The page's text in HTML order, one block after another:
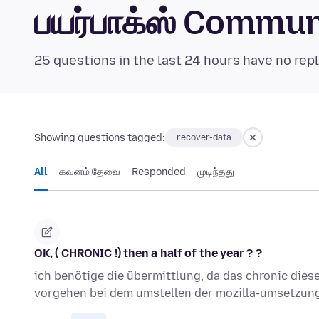
பயர்பாக்ஸ்
25 questions in the last 24 hours have no
Showing questions tagged: recover-data
All கவனம் தேவை Responded முடிந்தது
OK, ( CHRONIC !) then a half of the year ? ?
ich benötige die übermittlung, da das chronic
vorgehen bei dem umstellen der mozilla-